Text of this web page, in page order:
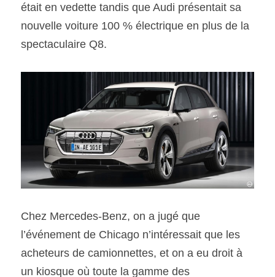
était en vedette tandis que Audi présentait sa
nouvelle voiture 100 % électrique en plus de la
spectaculaire Q8.
Chez Mercedes-Benz, on a jugé que
l’événement de Chicago n’intéressait que les
acheteurs de camionnettes, et on a eu droit à
un kiosque où toute la gamme des